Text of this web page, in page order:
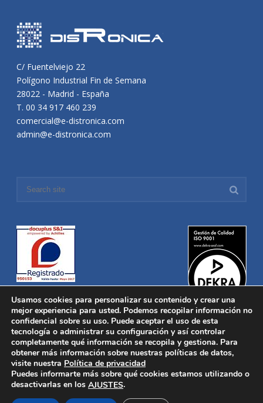
C/ Fuentelviejo 22
Polígono Industrial Fin de Semana
28022 - Madrid - España
T. 00 34 917 460 239
comercial@e-distronica.com
admin@e-distronica.com
Distronica © 2016 Todos los derechos reservados.Aviso legal
Política de privacidad|Política de Cookies
Desarrollado porNucleosoft
Inicio
Quiénes Somos
Usamos cookies para personalizar su contenido y crear una
mejor experiencia para usted. Podemos recopilar información no
confidencial sobre su uso. Puede aceptar el uso de esta
tecnología o administrar su configuración y así controlar
completamente qué información se recopila y gestiona. Para
obtener más información sobre nuestras políticas de datos,
visite nuestra Política de privacidad
Puedes informarte más sobre qué cookies estamos utilizando o
desactivarlas en los AJUSTES.